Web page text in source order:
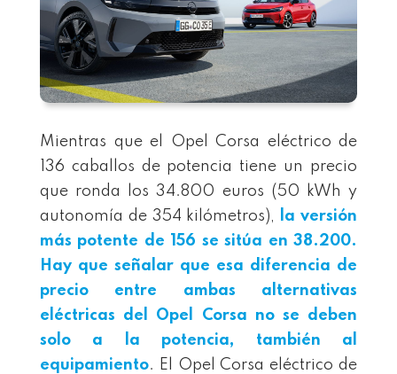
Mientras que el Opel Corsa eléctrico de
136 caballos de potencia tiene un precio
que ronda los 34.800 euros (50 kWh y
autonomía de 354 kilómetros),
la versión
más potente de 156 se sitúa en 38.200.
Hay que señalar que esa diferencia de
precio entre ambas alternativas
eléctricas del Opel Corsa no se deben
solo a la potencia, también al
equipamiento. El Opel Corsa eléctrico de